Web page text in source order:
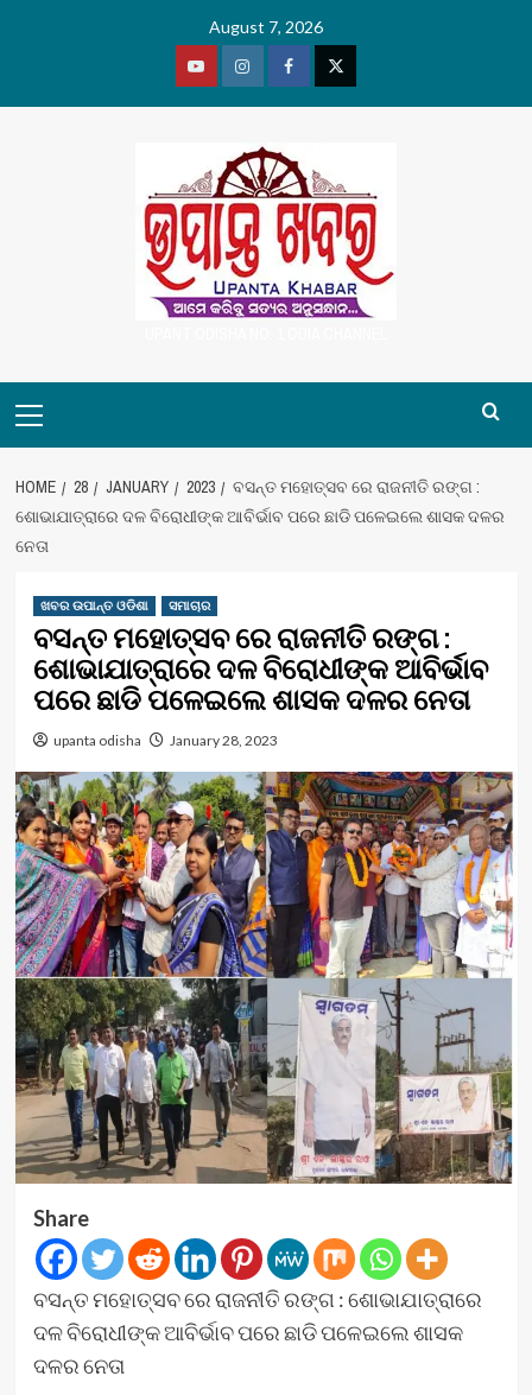
August 7, 2026
YoutubeVimeoFacebookTwitter
Menu
HOME 28 JANUARY 2023
ବସନ୍ତ ମହୋତ୍ସବ ରେ ରାଜନୀତି ରଙ୍ଗ :
ଶୋଭାଯାତ୍ରାରେ ଦଳ ବିରୋଧୀଙ୍କ ଆବିର୍ଭାବ ପରେ ଛାଡି ପଳେଇଲେ ଶାସକ ଦଳର
ନେତା
ଖବର ଉପାନ୍ତ ଓଡିଶା ସମାଚାର
ବସନ୍ତ ମହୋତ୍ସବ ରେ ରାଜନୀତି ରଙ୍ଗ :
ଶୋଭାଯାତ୍ରାରେ ଦଳ ବିରୋଧୀଙ୍କ ଆବିର୍ଭାବ
ପରେ ଛାଡି ପଳେଇଲେ ଶାସକ ଦଳର ନେତା
upanta odisha January 28, 2023
Share
ବସନ୍ତ ମହୋତ୍ସବ ରେ ରାଜନୀତି ରଙ୍ଗ : ଶୋଭାଯାତ୍ରାରେ
ଦଳ ବିରୋଧୀଙ୍କ ଆବିର୍ଭାବ ପରେ ଛାଡି ପଳେଇଲେ ଶାସକ
ଦଳର ନେତା